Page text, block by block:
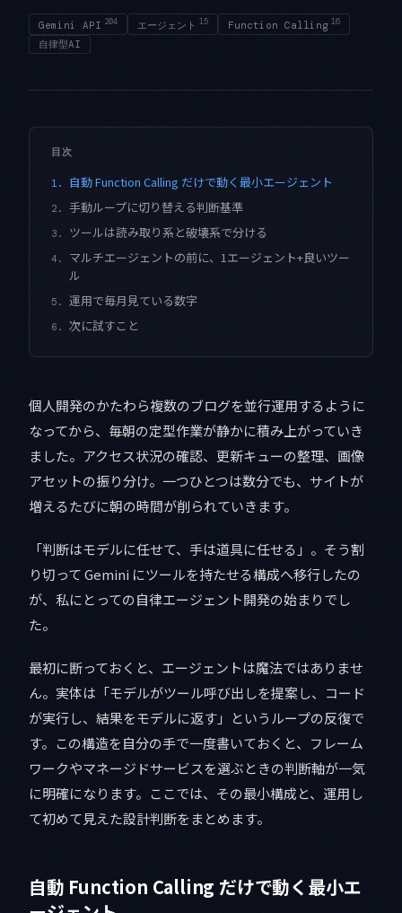
Gemini API 204 エージェント 15 Function Calling 16
自律型AI
目次
1. 自動 Function Calling だけで動く最小エージェント
2. 手動ループに切り替える判断基準
3. ツールは読み取り系と破壊系で分ける
4.
マルチエージェントの前に、1エージェント+良いツー
ル
5. 運用で毎月見ている数字
6. 次に試すこと
個人開発のかたわら複数のブログを並行運用するように
なってから、毎朝の定型作業が静かに積み上がっていき
ました。アクセス状況の確認、更新キューの整理、画像
アセットの振り分け。一つひとつは数分でも、サイトが
増えるたびに朝の時間が削られていきます。
「判断はモデルに任せて、手は道具に任せる」。そう割
り切って Gemini にツールを持たせる構成へ移行したの
が、私にとっての自律エージェント開発の始まりでし
た。
最初に断っておくと、エージェントは魔法ではありませ
ん。実体は「モデルがツール呼び出しを提案し、コード
が実行し、結果をモデルに返す」というループの反復で
す。この構造を自分の手で一度書いておくと、フレーム
ワークやマネージドサービスを選ぶときの判断軸が一気
に明確になります。ここでは、その最小構成と、運用し
て初めて見えた設計判断をまとめます。
自動 Function Calling だけで動く最小エ